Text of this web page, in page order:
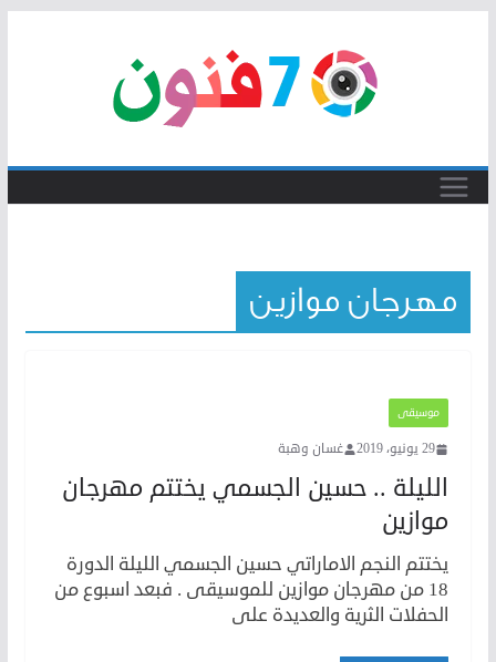
مهرجان موازين
موسيقى
29 يونيو، 2019 غسان وهبة
الليلة .. حسين الجسمي يختتم مهرجان
موازين
يختتم النجم الاماراتي حسين الجسمي الليلة الدورة
18 من مهرجان موازين للموسيقى . فبعد اسبوع من
الحفلات الثرية والعديدة على